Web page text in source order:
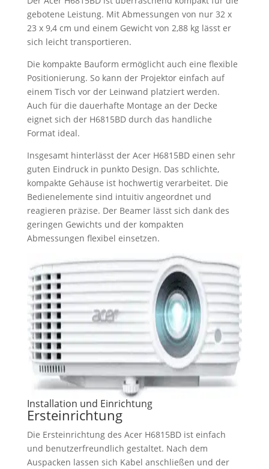
gebotene Leistung. Mit Abmessungen von nur 32 x
23 x 9,4 cm und einem Gewicht von 2,88 kg lässt er
sich leicht transportieren.
Die kompakte Bauform ermöglicht auch eine flexible
Positionierung. So kann der Projektor einfach auf
einem Tisch vor der Leinwand platziert werden.
Auch für die dauerhafte Montage an der Decke
eignet sich der H6815BD durch das handliche
Format ideal.
Insgesamt hinterlässt der Acer H6815BD einen sehr
guten Eindruck in punkto Design. Das schlichte,
kompakte Gehäuse ist hochwertig verarbeitet. Die
Bedienelemente sind intuitiv angeordnet und
reagieren präzise. Der Beamer lässt sich dank des
geringen Gewichts und der kompakten
Abmessungen flexibel einsetzen.
Installation und Einrichtung
Ersteinrichtung
Die Ersteinrichtung des Acer H6815BD ist einfach
und benutzerfreundlich gestaltet. Nach dem
Auspacken lassen sich Kabel anschließen und der